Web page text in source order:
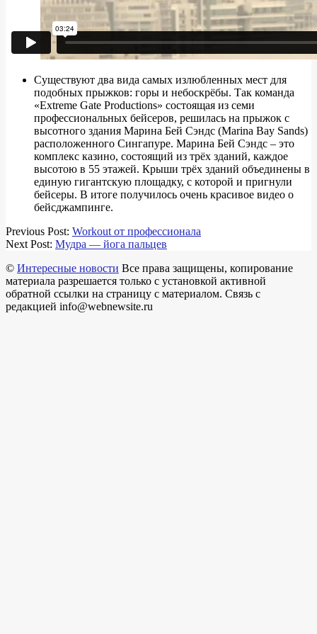
Существуют два вида самых излюбленных мест для
подобных прыжков: горы и небоскрёбы. Так команда
«Extreme Gate Productions» состоящая из семи
профессиональных бейсеров, решилась на прыжок с
высотного здания Марина Бей Сэндс (Marina Bay Sands)
расположенного Сингапуре. Марина Бей Сэндс – это
комплекс казино, состоящий из трёх зданий, каждое
высотою в 55 этажей. Крыши трёх зданий объединены в
единую гигантскую площадку, с которой и пригнули
бейсеры. В итоге получилось очень красивое видео о
бейсджампинге.
2017-
08-
Previous Post: Workout от профессионала
Next Post: Мудра — йога пальцев
© Интересные новости Все права защищены, копирование
материала разрешается только с установкой активной
обратной ссылки на страницу с материалом. Связь с
редакцией info@webnewsite.ru